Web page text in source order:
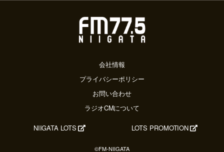
会社情報
プライバシーポリシー
お問い合わせ
ラジオCMについて
NIIGATA LOTS LOTS PROMOTION
©FM-NIIGATA